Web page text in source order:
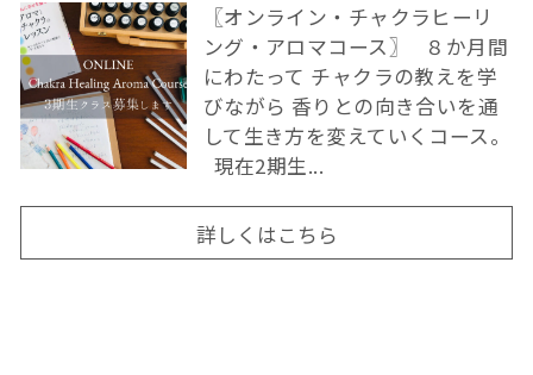
〖オンライン・チャクラヒーリ
ング・アロマコース〗 ８か月間
にわたって チャクラの教えを学
びながら 香りとの向き合いを通
して生き方を変えていくコース。
現在2期生...
詳しくはこちら